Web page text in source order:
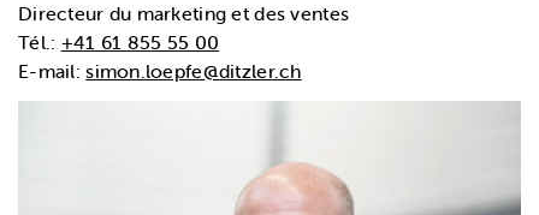
Directeur du marketing et des ventes
Tél.: +41 61 855 55 00
E-mail:simon.loepfe@ditzler.ch